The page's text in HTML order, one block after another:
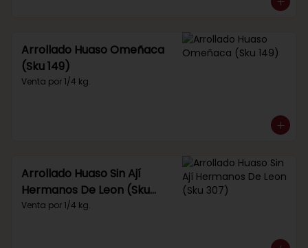
Arrollado Huaso Omeñaca
(Sku 149)
Venta por 1/4 kg.
Arrollado Huaso Sin Ají
Hermanos De Leon (Sku
307)
Venta por 1/4 kg.